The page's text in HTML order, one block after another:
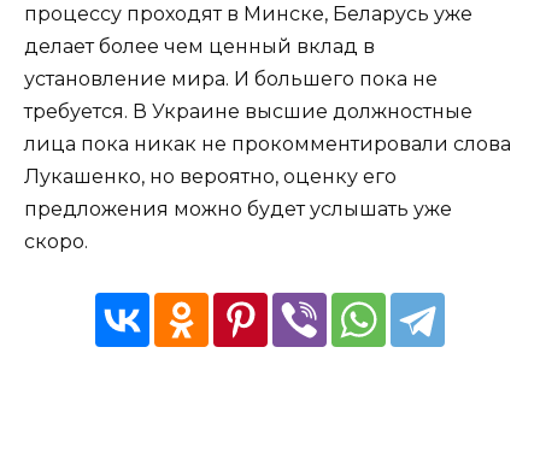
процессу проходят в Минске, Беларусь уже
делает более чем ценный вклад в
установление мира. И большего пока не
требуется. В Украине высшие должностные
лица пока никак не прокомментировали слова
Лукашенко, но вероятно, оценку его
предложения можно будет услышать уже
скоро.